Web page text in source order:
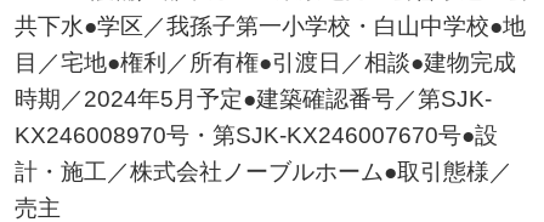
共下水●学区／我孫子第一小学校・白山中学校●地
目／宅地●権利／所有権●引渡日／相談●建物完成
時期／2024年5月予定●建築確認番号／第SJK-
KX246008970号・第SJK-KX246007670号●設
計・施工／株式会社ノーブルホーム●取引態様／
売主